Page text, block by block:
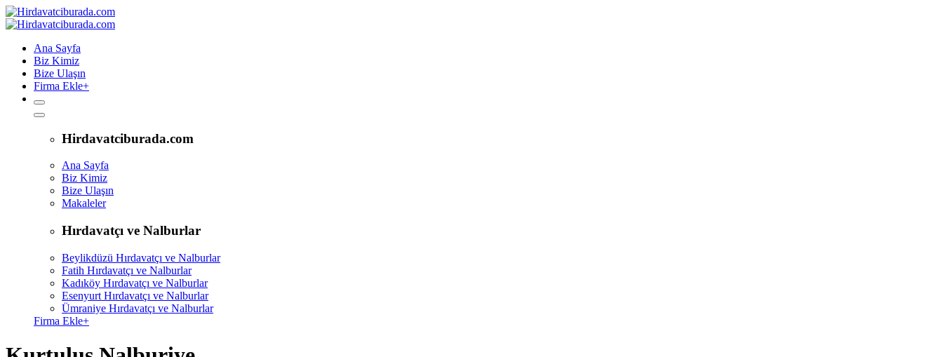
Ana Sayfa
Biz Kimiz
Bize Ulaşın
Firma Ekle+
Hirdavatciburada.com
Ana Sayfa
Biz Kimiz
Bize Ulaşın
Makaleler
Hırdavatçı ve Nalburlar
Beylikdüzü Hırdavatçı ve Nalburlar
Fatih Hırdavatçı ve Nalburlar
Kadıköy Hırdavatçı ve Nalburlar
Esenyurt Hırdavatçı ve Nalburlar
Ümraniye Hırdavatçı ve Nalburlar
Firma Ekle+